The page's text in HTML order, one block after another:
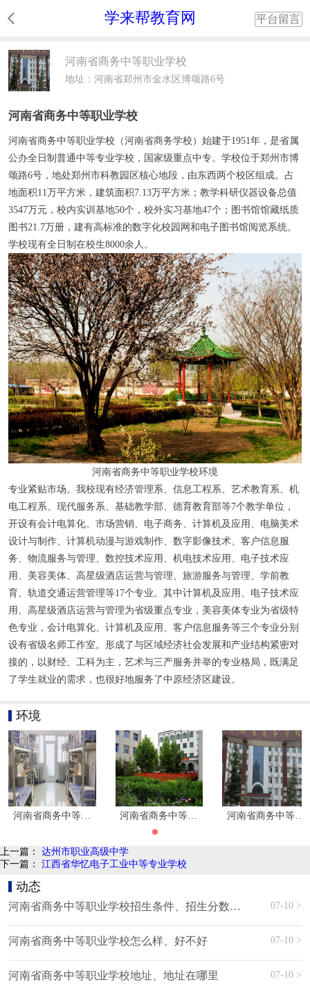
学来帮教育网 平台留言
河南省商务中等职业学校
地址：河南省郑州市金水区博颂路6号
河南省商务中等职业学校
河南省商务中等职业学校（河南省商务学校）始建于1951年，是省属
公办全日制普通中等专业学校，国家级重点中专。学校位于郑州市博
颂路6号，地处郑州市科教园区核心地段，由东西两个校区组成。占
地面积11万平方米，建筑面积7.13万平方米；教学科研仪器设备总值
3547万元，校内实训基地50个，校外实习基地47个；图书馆馆藏纸质
图书21.7万册，建有高标准的数字化校园网和电子图书馆阅览系统。
学校现有全日制在校生8000余人。
河南省商务中等职业学校环境
专业紧贴市场。我校现有经济管理系、信息工程系、艺术教育系、机
电工程系、现代服务系、基础教学部、德育教育部等7个教学单位，
开设有会计电算化、市场营销、电子商务、计算机及应用、电脑美术
设计与制作、计算机动漫与游戏制作、数字影像技术、客户信息服
务、物流服务与管理、数控技术应用、机电技术应用、电子技术应
用、美容美体、高星级酒店运营与管理、旅游服务与管理、学前教
育、轨道交通运营管理等17个专业。其中计算机及应用、电子技术应
用、高星级酒店运营与管理为省级重点专业，美容美体专业为省级特
色专业，会计电算化、计算机及应用、客户信息服务等三个专业分别
设有省级名师工作室。形成了与区域经济社会发展和产业结构紧密对
接的，以财经、工科为主，艺术与三产服务并举的专业格局，既满足
了学生就业的需求，也很好地服务了中原经济区建设。
环境
河南省商务中等职业学校寝室环境河南省商务中等职业学校环境河南省商务中等职
上一篇： 达州市职业高级中学
下一篇： 江西省华忆电子工业中等专业学校
动态
河南省商务中等职业学校招生条件、招生分数、招生要求 07-10 >
河南省商务中等职业学校怎么样、好不好 07-10 >
河南省商务中等职业学校地址、地址在哪里 07-10 >